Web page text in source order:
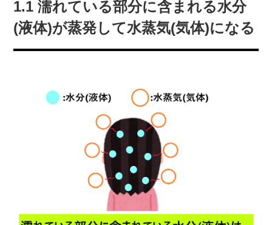
1.1 濡れている部分に含まれる水分
(液体)が蒸発して水蒸気(気体)になる